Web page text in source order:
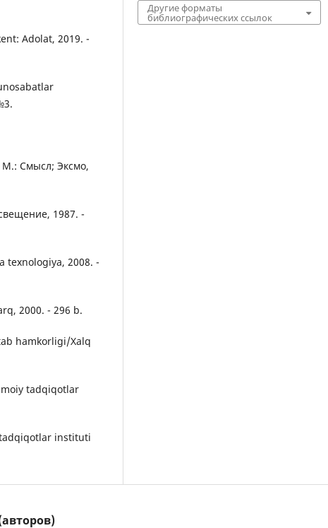
Аdolаt, 2019. -
М.: Смысл; Эксмо,
1987. -
texnologiyа, 2008. -
2000. - 296 b.
hаmkorligi/Xаlq
tаdqiqotlаr
instituti
Другие форматы
библиографических ссылок